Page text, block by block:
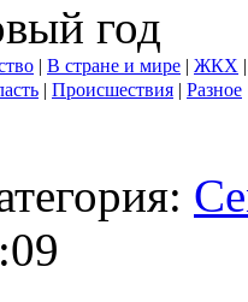
год
| В стране и мире | ЖКХ
| Происшествия | Разное